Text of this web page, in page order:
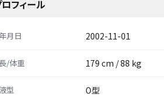
フィール
月日 2002-11-01
/体重 179 cm / 88 kg
型 O型